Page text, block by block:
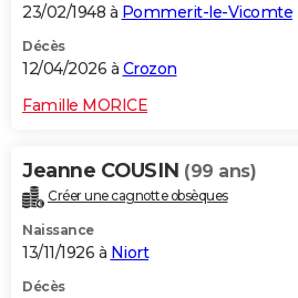
23/02/1948 à Pommerit-le-Vicomte
Décès
12/04/2026 à Crozon
Famille MORICE
Jeanne COUSIN (99 ans)
Créer une cagnotte obsèques
Naissance
13/11/1926 à Niort
Décès